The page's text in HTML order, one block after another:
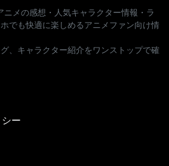
メの感想・人気キャラクター情報・ラ
でも快適に楽しめるアニメファン向け情
、キャラクター紹介をワンストップで確
ー